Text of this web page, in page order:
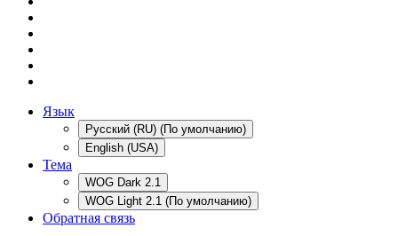
Язык
Русский (RU) (По умолчанию)
English (USA)
Тема
WOG Dark 2.1
WOG Light 2.1 (По умолчанию)
Обратная связь